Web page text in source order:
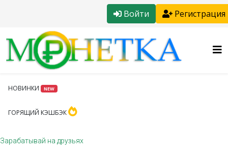
Войти Регистрация
НОВИНКИ NEW
ГОРЯЩИЙ КЭШБЭК
Зарабатывай на друзьях